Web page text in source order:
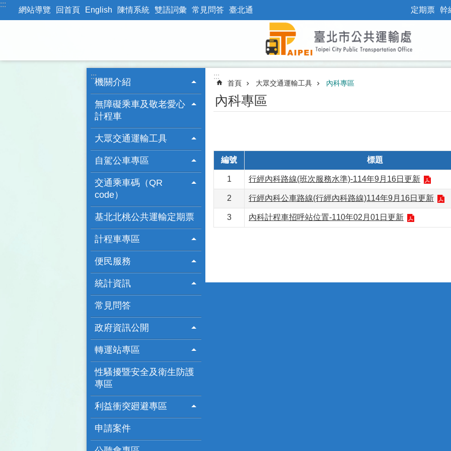
跳到主要內容區塊
:::
網站導覽 回首頁 English 陳情系統 雙語詞彙 常見問答 臺北通 定期票 幹
:::
機關介紹
無障礙乘車及敬老愛心
計程車
大眾交通運輸工具
自駕公車專區
交通乘車碼（QR
code）
基北北桃公共運輸定期票
計程車專區
便民服務
統計資訊
常見問答
政府資訊公開
轉運站專區
性騷擾暨安全及衛生防護
專區
利益衝突廻避專區
申請案件
:::
首頁 大眾交通運輸工具 內科專區
內科專區
編號 標題
1 行經內科路線(班次服務水準)-114年9月16日更新
2 行經內科公車路線(行經內科路線)114年9月16日更新
3 內科計程車招呼站位置-110年02月01日更新